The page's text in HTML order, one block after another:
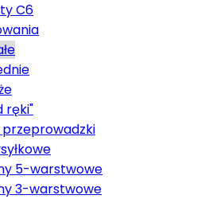
C6
ręki"
5-warstwowe
3-warstwowe